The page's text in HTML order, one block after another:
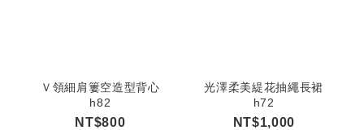
Ｖ領細肩簍空造型背心
h82
NT$800
光澤柔美緹花抽繩長裙
h72
NT$1,000